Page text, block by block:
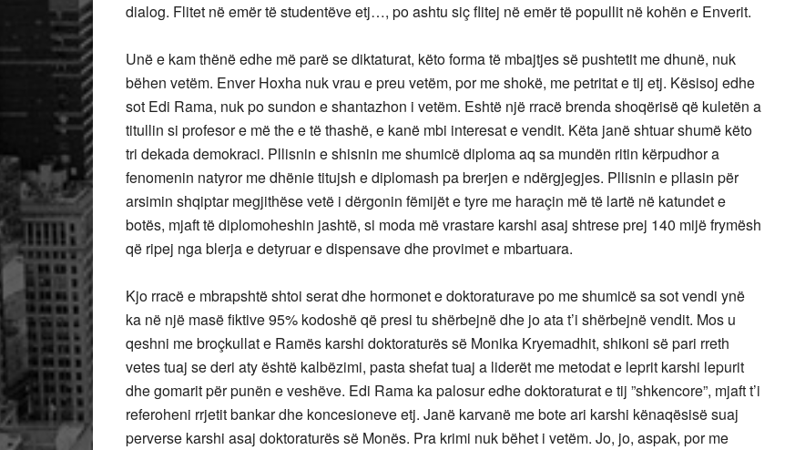
dialog. Flitet në emër të studentëve etj…, po ashtu siç flitej në emër të popullit në kohën e Enverit.
Unë e kam thënë edhe më parë se diktaturat, këto forma të mbajtjes së pushtetit me dhunë, nuk
bëhen vetëm. Enver Hoxha nuk vrau e preu vetëm, por me shokë, me petritat e tij etj. Kësisoj edhe
sot Edi Rama, nuk po sundon e shantazhon i vetëm. Eshtë një rracë brenda shoqërisë që kuletën a
titullin si profesor e më the e të thashë, e kanë mbi interesat e vendit. Këta janë shtuar shumë këto
tri dekada demokraci. Pllisnin e shisnin me shumicë diploma aq sa mundën ritin kërpudhor a
fenomenin natyror me dhënie titujsh e diplomash pa brerjen e ndërgjegjes. Pllisnin e pllasin për
arsimin shqiptar megjithëse vetë i dërgonin fëmijët e tyre me haraçin më të lartë në katundet e
botës, mjaft të diplomoheshin jashtë, si moda më vrastare karshi asaj shtrese prej 140 mijë frymësh
që ripej nga blerja e detyruar e dispensave dhe provimet e mbartuara.
Kjo rracë e mbrapshtë shtoi serat dhe hormonet e doktoraturave po me shumicë sa sot vendi ynë
ka në një masë fiktive 95% kodoshë që presi tu shërbejnë dhe jo ata t’i shërbejnë vendit. Mos u
qeshni me broçkullat e Ramës karshi doktoraturës së Monika Kryemadhit, shikoni së pari rreth
vetes tuaj se deri aty është kalbëzimi, pasta shefat tuaj a liderët me metodat e leprit karshi lepurit
dhe gomarit për punën e veshëve. Edi Rama ka palosur edhe doktoraturat e tij ”shkencore”, mjaft t’i
referoheni rrjetit bankar dhe koncesioneve etj. Janë karvanë me bote ari karshi kënaqësisë suaj
perverse karshi asaj doktoraturës së Monës. Pra krimi nuk bëhet i vetëm. Jo, jo, aspak, por me